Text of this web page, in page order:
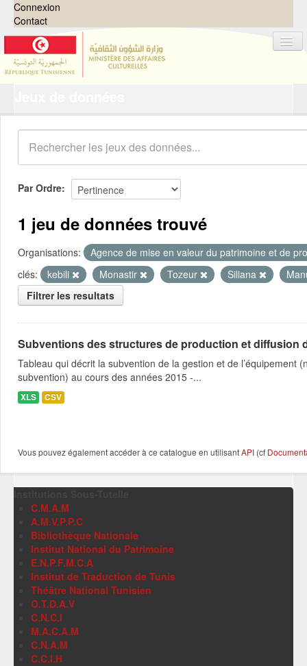
Connexion
Contact
Organisations
Groupes
Demandes 0
À propos
Par Ordre
1 jeu de données trouvé
Organisations:
Agence de mise en valeur du patrimoine et de
clés:
kebili Monastir Tozeur Siliana
Filtrer les resultats
Subventions des structures de production et diffusion
Tableau qui décrit la subvention de la gestion et de
subvention) au cours des années 2015 -...
XLS CSV
Vous pouvez également accéder à ce catalogue en utilisantAPI (cf
C.M.A.M
A.M.V.P.P.C
Bibliothèque Nationale
Institut National du Patrimoine
E.N.P.F.M.C.A
Institut de Traduction de Tunis
Théâtre National Tunisien
O.T.D.A.V
C.N.C.I
M.A.C.A.M
C.N.A.M
C.C.I.H